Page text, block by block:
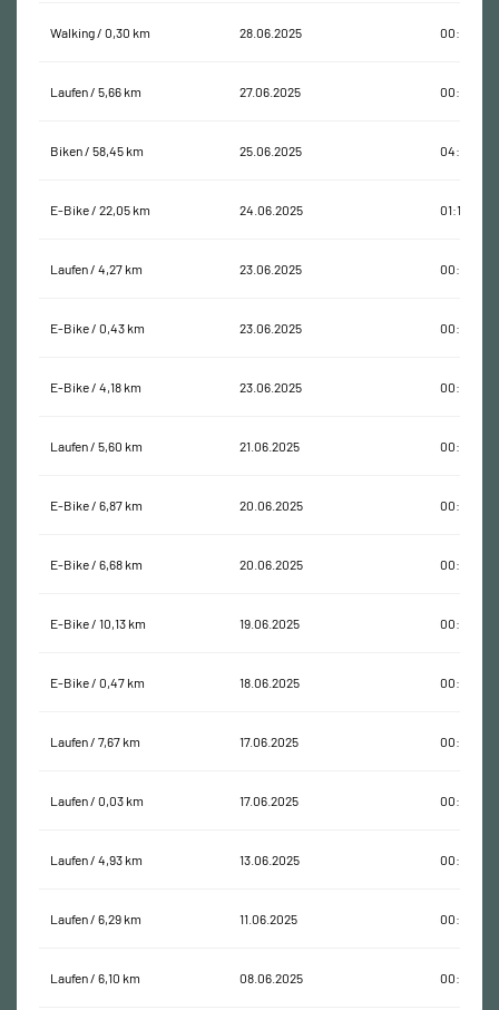
Walking / 0,30 km 28.06.2025 00:07:28
Laufen / 5,66 km 27.06.2025 00:41:36
Biken / 58,45 km 25.06.2025 04:08:38
E-Bike / 22,05 km 24.06.2025 01:12:19
Laufen / 4,27 km 23.06.2025 00:28:35
E-Bike / 0,43 km 23.06.2025 00:01:54
E-Bike / 4,18 km 23.06.2025 00:11:16
Laufen / 5,60 km 21.06.2025 00:39:12
E-Bike / 6,87 km 20.06.2025 00:37:59
E-Bike / 6,68 km 20.06.2025 00:18:02
E-Bike / 10,13 km 19.06.2025 00:50:59
E-Bike / 0,47 km 18.06.2025 00:01:50
Laufen / 7,67 km 17.06.2025 00:49:23
Laufen / 0,03 km 17.06.2025 00:00:53
Laufen / 4,93 km 13.06.2025 00:37:39
Laufen / 6,29 km 11.06.2025 00:42:04
Laufen / 6,10 km 08.06.2025 00:45:48